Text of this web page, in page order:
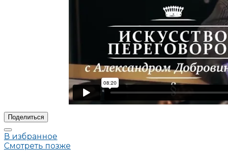
Поделиться
В избранное
Смотреть позже